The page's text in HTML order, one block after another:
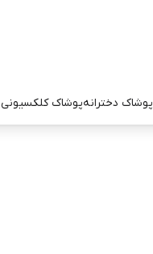
پوشاک دخترانهپوشاک کلکسیونی